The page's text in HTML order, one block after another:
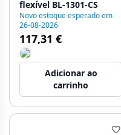
flexível BL-1301-CS
Novo estoque esperado em
26-08-2026
117,31 €
Adicionar ao
carrinho